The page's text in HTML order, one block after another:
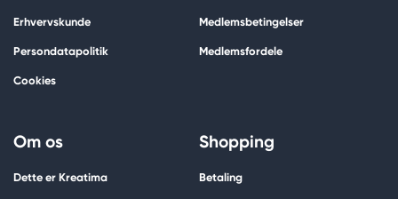
Erhvervskunde
Persondatapolitik
Cookies
Medlemsbetingelser
Medlemsfordele
Om os
Dette er Kreatima
Shopping
Betaling